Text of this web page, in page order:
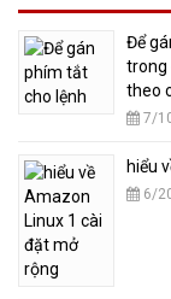
​Để
trong
theo
7/
hiểu
6/